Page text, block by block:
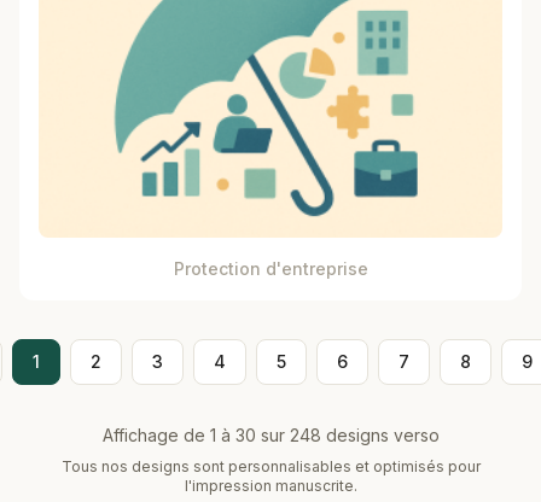
Protection d'entreprise
1 2 3 4 5 6 7 8 9
Affichage de 1 à 30 sur 248 designs verso
Tous nos designs sont personnalisables et optimisés pour
l'impression manuscrite.